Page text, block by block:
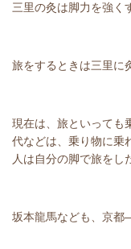
三里の灸は脚力を強く
旅をするときは三里に
現在は、旅といっても
代などは、乗り物に乗
人は自分の脚で旅をし
坂本龍馬なども、京都